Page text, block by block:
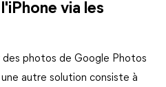
via les
des photos de Google Photos
autre solution consiste à